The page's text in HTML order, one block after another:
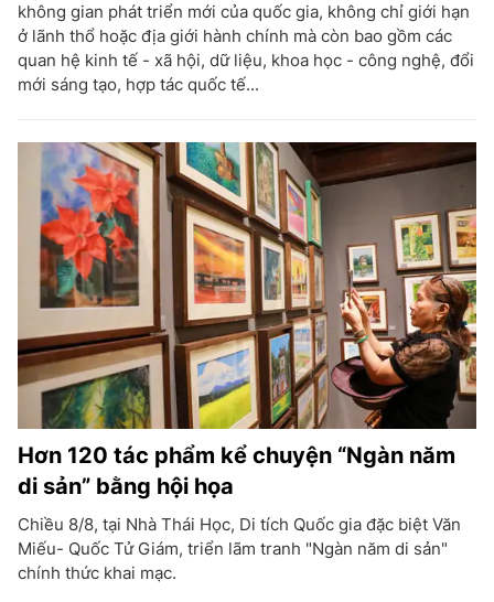
không gian phát triển mới của quốc gia, không chỉ giới hạn
ở lãnh thổ hoặc địa giới hành chính mà còn bao gồm các
quan hệ kinh tế - xã hội, dữ liệu, khoa học - công nghệ, đổi
mới sáng tạo, hợp tác quốc tế...
Hơn 120 tác phẩm kể chuyện “Ngàn năm
di sản” bằng hội họa
Chiều 8/8, tại Nhà Thái Học, Di tích Quốc gia đặc biệt Văn
Miếu- Quốc Tử Giám, triển lãm tranh "Ngàn năm di sản"
chính thức khai mạc.